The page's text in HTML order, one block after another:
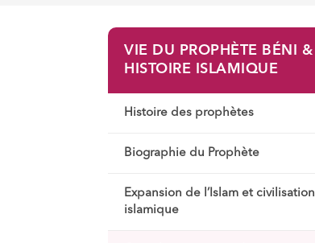
VIE DU PROPHÈTE BÉNI &
HISTOIRE ISLAMIQUE
Histoire des prophètes
Biographie du Prophète
Expansion de l’Islam et civilisation
islamique